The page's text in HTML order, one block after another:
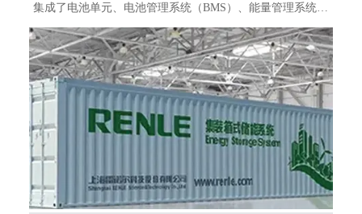
集成了电池单元、电池管理系统（BMS）、能量管理系统
电价套利、需量管理、配电增容、需求侧响应等多种商业模
式。户外储能柜分为风冷和液冷两种主要散热方式。